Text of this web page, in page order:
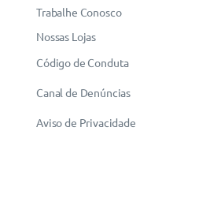
Trabalhe Conosco
Nossas Lojas
Código de Conduta
Canal de Denúncias
Aviso de Privacidade